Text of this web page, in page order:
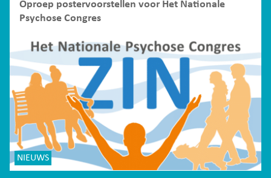
Oproep postervoorstellen voor Het Nationale
Psychose Congres
NIEUWS